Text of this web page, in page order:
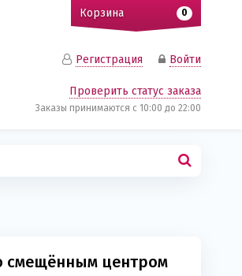
Регистрация
Войти
Проверить статус заказа
Заказы принимаются c 10:00 до 22:00
смещённым центром
Корзина 0